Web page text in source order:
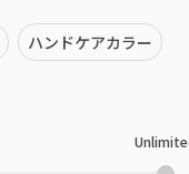
ハンドケアカラー